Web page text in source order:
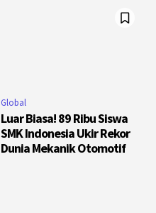
Global
Luar Biasa! 89 Ribu Siswa
SMK Indonesia Ukir Rekor
Dunia Mekanik Otomotif